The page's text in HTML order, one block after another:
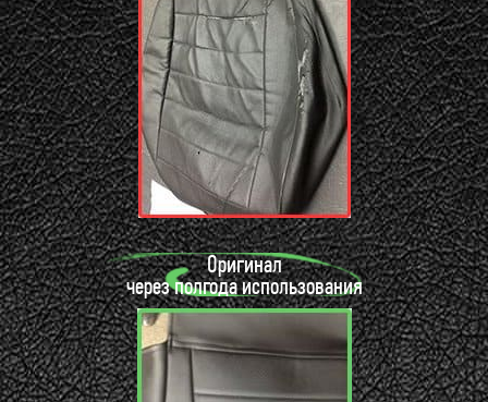
Оригинал
через полгода использования